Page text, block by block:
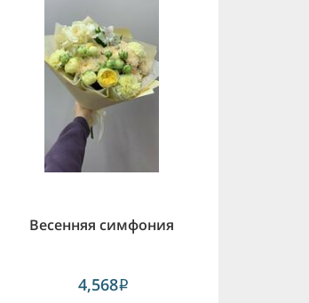
Весенняя симфония
4,568i